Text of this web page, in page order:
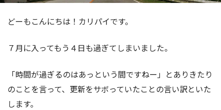
どーもこんにちは！カリパイです。
７月に入ってもう４日も過ぎてしまいました。
「時間が過ぎるのはあっという間ですねー」とありきたり
のことを言って、更新をサボっていたことの言い訳といた
します。